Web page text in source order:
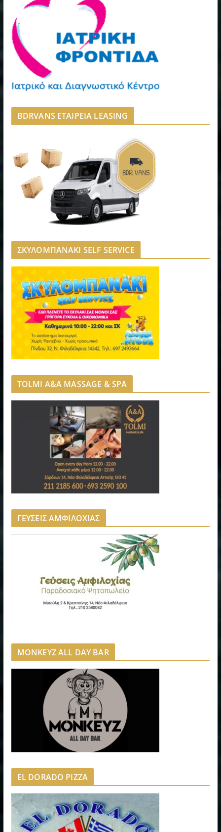
BDRVANS ΕΤΑΙΡΕΙΑ LEASING
ΣΚΥΛΟΜΠΑΝΑΚΙ SELF SERVICE
TOLMI A&A MASSAGE & SPA
ΓΕΥΣΕΙΣ ΑΜΦΙΛΟΧΙΑΣ
MONKEYZ ALL DAY BAR
EL DORADO PIZZA